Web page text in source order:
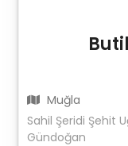
Muğla
Sahil Şeridi Şehit
Gündoğan